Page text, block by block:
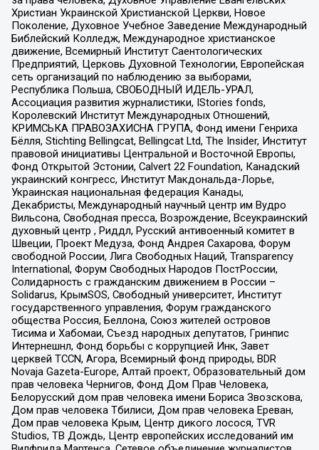
Христиан Украинской Христианской Церкви, Новое
Поколение, Духовное Учебное Заведение Международный
Библейский Колледж, Международное христианское
движение, Всемирный Институт Саентологических
Предприятий, Церковь Духовной Технологии, Европейская
сеть организаций по наблюдению за выборами,
Республика Польша, СВОБОДНЫЙ ИДЕЛЬ-УРАЛ,
Ассоциация развития журналистики, IStories fonds,
Королевский Институт Международных Отношений,
КРИМСЬКА ПРАВОЗАХИСНА ГРУПА, Фонд имени Генриха
Бёлля, Stichting Bellingcat, Bellingcat Ltd, The Insider, Институт
правовой инициативы Центральной и Восточной Европы,
Фонд Открытой Эстонии, Calvert 22 Foundation, Канадский
украинский конгресс, Институт Макдональда-Лорье,
Украинская национальная федерация Канады,
Декабристы, Международный научный центр им Вудро
Вильсона, Свободная пресса, Возрождение, Всеукраинский
духовный центр , Риддл, Русский антивоенный комитет в
Швеции, Проект Медуза, Фонд Андрея Сахарова, Форум
свободной России, Лига Свободных Наций, Transparеncy
International, Форум Свободных Народов ПостРоссии,
Солидарность с гражданским движением в России –
Solidarus, КрымSOS, Свободный университет, Институт
государственного управления, Форум гражданского
общества Россия, Беллона, Союз жителей островов
Тисима и Хабомаи, Съезд народных депутатов, Гринпис
Интернешнл, Фонд борьбы с коррупцией Инк, Завет
церквей TCCN, Агора, Всемирный фонд природы, BDR
Novaja Gazeta-Europe, Алтай проект, Образовательный дом
прав человека Чернигов, Фонд Дом Прав Человека,
Белорусский дом прав человека имени Бориса Звозскова,
Дом прав человека Тбилиси, Дом прав человека Ереван,
Дом прав человека Крым, Центр дикого лосося, TVR
Studios, ТВ Дождь, Центр европейских исследований им